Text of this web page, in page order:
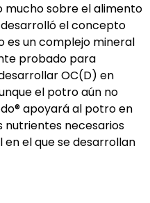
mucho sobre el alimento
el concepto
es un complejo mineral
probado para
OC(D) en
el potro aún no
apoyará al potro en
nutrientes necesarios
el que se desarrollan